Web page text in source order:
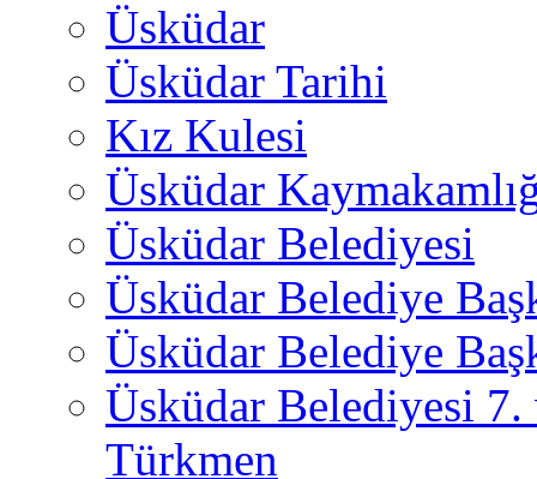
Üsküdar
Üsküdar Tarihi
Kız Kulesi
Üsküdar
Üsküdar Belediyesi
Üsküdar Belediye
Üsküdar Belediye
Üsküdar Belediyesi
Türkmen